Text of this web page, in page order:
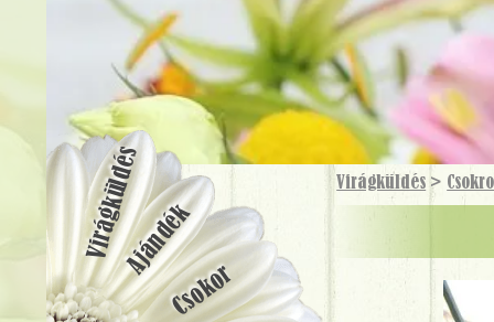
Virágküldés >
VirágküldésAjándék
Csokor